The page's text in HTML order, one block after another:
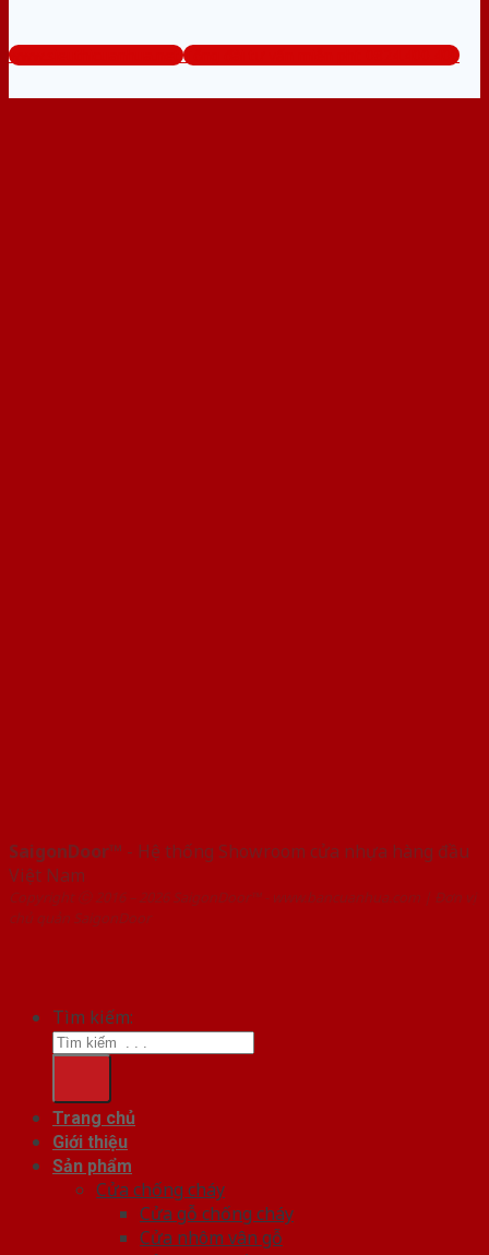
www.sieuthicuanhua.net Tổng đài tư vấn miễn phí: 0824.400.400
SaigonDoor™ - Hệ thống Showroom cửa nhựa hàng đầu
Việt Nam
Copyright ⓒ 2016 – 2026 SaigonDoor™ - www.bancuanhua.com | Đơn vị
chủ quản SaigonDoor
Tìm kiếm:
Trang chủ
Giới thiệu
Sản phẩm
Cửa chống cháy
Cửa gỗ chống cháy
Cửa nhôm vân gỗ